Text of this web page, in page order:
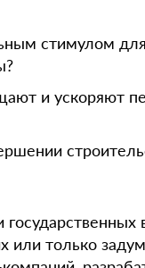
стимулом
и ускоряют
или только